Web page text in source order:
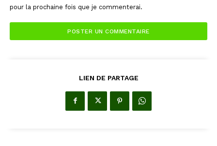
pour la prochaine fois que je commenterai.
LIEN DE PARTAGE